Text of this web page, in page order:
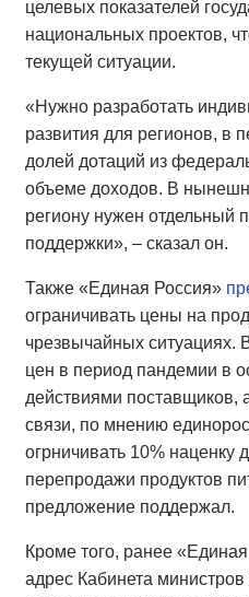
целевых показателей
национальных проектов,
текущей ситуации.
«Нужно разработать
развития для регионов, в
долей дотаций из
объеме доходов. В
региону нужен отдельный
поддержки», – сказал он.
Также «Единая Россия»
ограничивать цены на
чрезвычайных ситуациях.
цен в период пандемии в
действиями поставщиков,
связи, по мнению
огрничивать 10% наценку
перепродажи продуктов
предложение поддержал.
Кроме того, ранее
адрес Кабинета